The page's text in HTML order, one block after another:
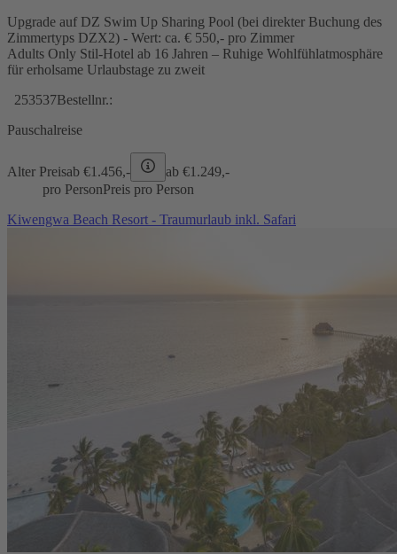
Upgrade auf DZ Swim Up Sharing Pool (bei direkter Buchung des
Zimmertyps DZX2) - Wert: ca. € 550,- pro Zimmer
Adults Only Stil-Hotel ab 16 Jahren – Ruhige Wohlfühlatmosphäre
für erholsame Urlaubstage zu zweit
253537Bestellnr.:
Pauschalreise
Alter Preisab €1.456,- ab €1.249,-
pro PersonPreis pro Person
Kiwengwa Beach Resort - Traumurlaub inkl. Safari